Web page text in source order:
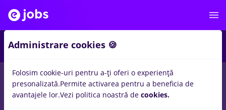
locuri de muncacu salarii after effectsinIasi (Iasi)
Fara experienta
Administrare cookies 🍪
Folosim cookie-uri pentru a-ți oferi o experiență
presonalizată.Permite activarea pentru a beneficia de
avantajele lor.Vezi politica noastră de cookies.